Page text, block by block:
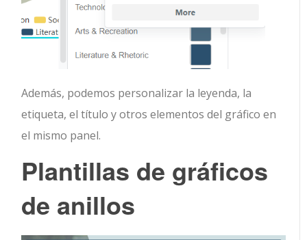
Además, podemos personalizar la leyenda, la
etiqueta, el título y otros elementos del gráfico en
el mismo panel.
Plantillas de gráficos
de anillos